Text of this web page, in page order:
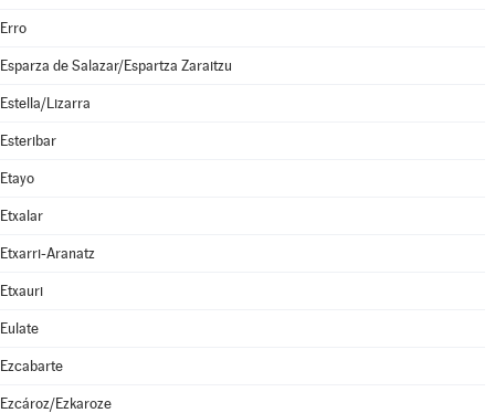
Erro
Esparza de Salazar/Espartza Zaraitzu
Estella/Lizarra
Esteribar
Etayo
Etxalar
Etxarri-Aranatz
Etxauri
Eulate
Ezcabarte
Ezcároz/Ezkaroze